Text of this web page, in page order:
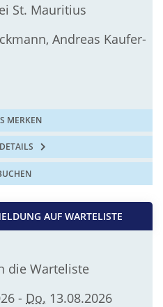
St. Mauritius
Andreas Kaufer-
MERKEN
AUF WARTELISTE
die Warteliste
- Do. 13.08.2026